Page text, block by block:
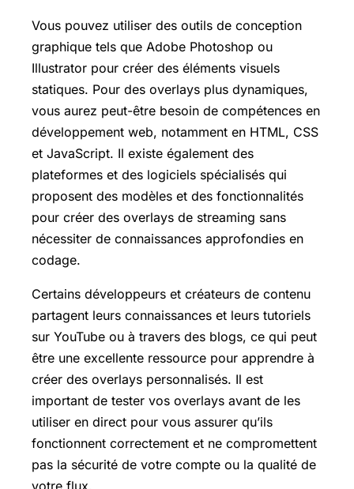
Vous pouvez utiliser des outils de conception
graphique tels que Adobe Photoshop ou
Illustrator pour créer des éléments visuels
statiques. Pour des overlays plus dynamiques,
vous aurez peut-être besoin de compétences en
développement web, notamment en HTML, CSS
et JavaScript. Il existe également des
plateformes et des logiciels spécialisés qui
proposent des modèles et des fonctionnalités
pour créer des overlays de streaming sans
nécessiter de connaissances approfondies en
codage.
Certains développeurs et créateurs de contenu
partagent leurs connaissances et leurs tutoriels
sur YouTube ou à travers des blogs, ce qui peut
être une excellente ressource pour apprendre à
créer des overlays personnalisés. Il est
important de tester vos overlays avant de les
utiliser en direct pour vous assurer qu’ils
fonctionnent correctement et ne compromettent
pas la sécurité de votre compte ou la qualité de
votre flux.